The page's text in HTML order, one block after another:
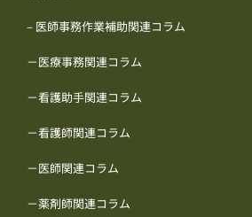
– 医師事務作業補助関連コラム
－医療事務関連コラム
－看護助手関連コラム
－看護師関連コラム
－医師関連コラム
－薬剤師関連コラム